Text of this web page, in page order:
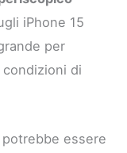
iPhone 15
per
di
potrebbe essere